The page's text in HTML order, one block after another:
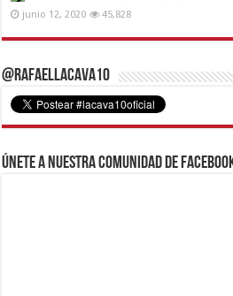
junio 12, 2020 45,828
@RafaelLacava10
Únete a nuestra comunidad de